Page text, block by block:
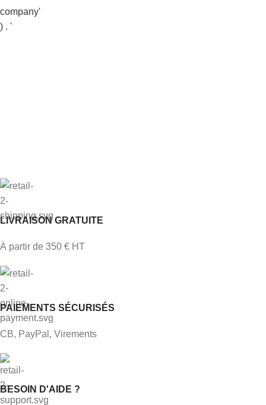
LIVRAISON GRATUITE
À partir de 350 € HT
PAIEMENTS SÉCURISÉS
CB, PayPal, Virements
BESOIN D'AIDE ?